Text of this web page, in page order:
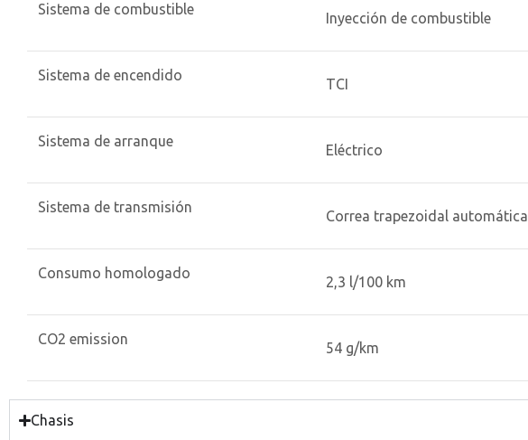
Sistema de combustible
Inyección de combustible
Sistema de encendido
TCI
Sistema de arranque
Eléctrico
Sistema de transmisión
Correa trapezoidal automática
Consumo homologado
2,3 l/100 km
CO2 emission
54 g/km
Chasis